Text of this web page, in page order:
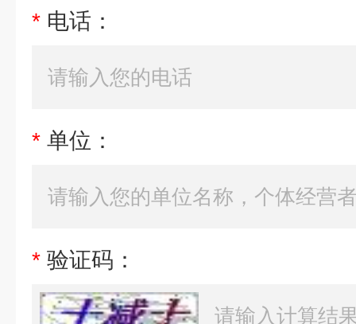
* 电话：
* 单位：
* 验证码：